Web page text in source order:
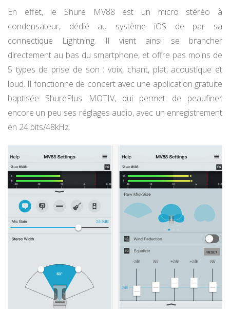
En effet, le Shure MV88 est un micro stéréo à
condensateur, dédié au système iOS de par sa
connectique Lightning. Il vient ainsi se brancher
directement au bas du smartphone, et offre pas moins de
5 types de prise de son : voix, chant, plat, acoustique et
loud. Il fonctionne de concert avec une application gratuite
baptisée ShurePlus MOTIV, qui permet de peaufiner
encore un peu ses réglages audio, avec un enregistrement
en 24 bits/48kHz.